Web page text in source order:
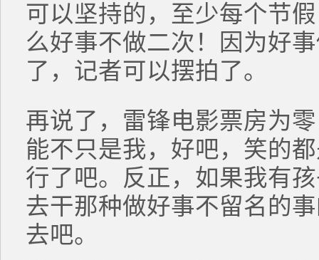
可以坚持的，至少每个节
么好事不做二次！因为好
了，记者可以摆拍了。
再说了，雷锋电影票房为
能不只是我，好吧，笑的
行了吧。反正，如果我有
去干那种做好事不留名的
去吧。